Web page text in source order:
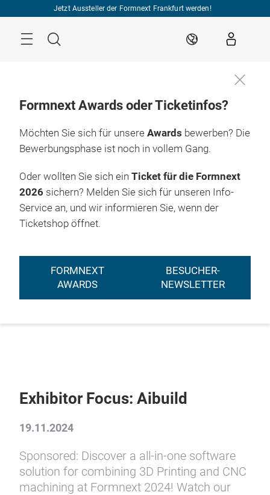
Jetzt Aussteller der Formnext Frankfurt werden!
Suche DE
Formnext Awards oder Ticketinfos?
Möchten Sie sich für unsere Awards bewerben? Die
Bewerbungsphase ist noch in vollem Gang.
Oder wollten Sie sich ein Ticket für die Formnext
2026 sichern? Melden Sie sich für unseren Info-
Service an, und wir informieren Sie, wenn der
Ticketshop öffnet.
FORMNEXT
AWARDS
BESUCHER-
NEWSLETTER
Exhibitor Focus: Aibuild
19.11.2024
Sponsored: Discover a all-in-one software
solution for combining 3D Printing and CNC
machining at Formnext 2024! Watch our